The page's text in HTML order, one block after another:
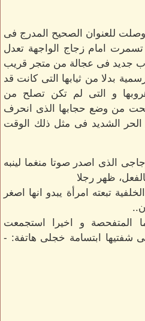
وصلت للعنوان الصحيح المدرج فى
امام زجاج الواجهة تعدل
جديد فى عجالة من متجر قريب
بدلا من ثيابها التى كانت قد
و التى لم تكن تصلح من
من وضع حجابها الذى انحرف
الحر الشديد فى مثل ذلك الوقت
الذى اصدر صوتا منغما لينبه
ظهر رجلا
تبعته امرأة يبدو انها اصغر
المتفحصة و اخيرا استجمعت
شفتيها ابتسامة خجلى هاتفة: -